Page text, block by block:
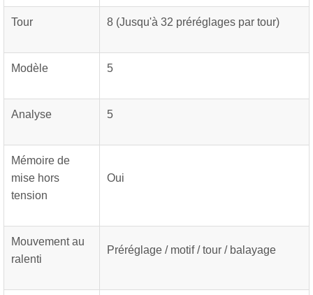
Tour 8 (Jusqu'à 32 préréglages par tour)
Modèle 5
Analyse 5
Mémoire de
mise hors
tension
Oui
Mouvement au
ralenti
Préréglage / motif / tour / balayage